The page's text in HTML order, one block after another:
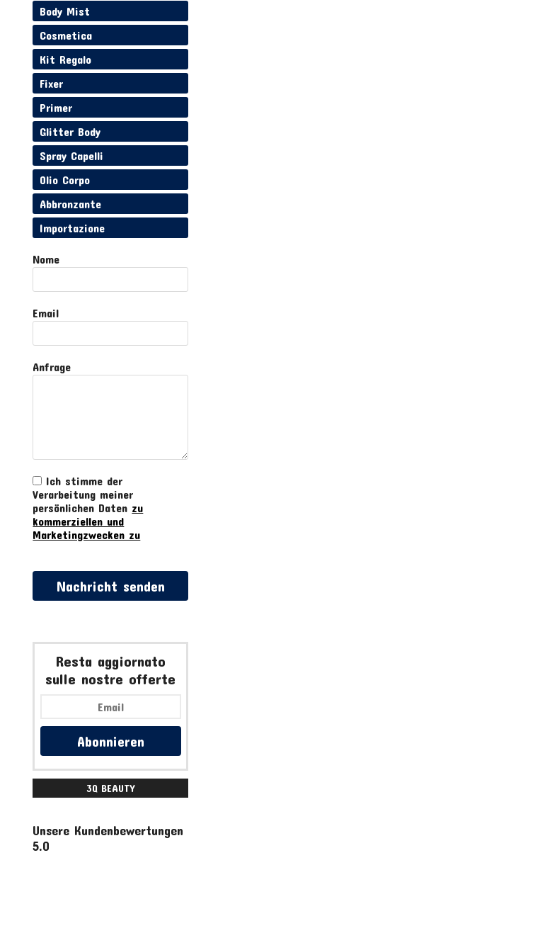
Body Mist
Cosmetica
Kit Regalo
Fixer
Primer
Glitter Body
Spray Capelli
Olio Corpo
Abbronzante
Importazione
Nome
Email
Anfrage
Ich stimme der
Verarbeitung meiner
persönlichen Daten zu
kommerziellen und
Marketingzwecken zu
Nachricht senden
Resta aggiornato
sulle nostre offerte
Abonnieren
3Q BEAUTY
Unsere Kundenbewertungen
5.0